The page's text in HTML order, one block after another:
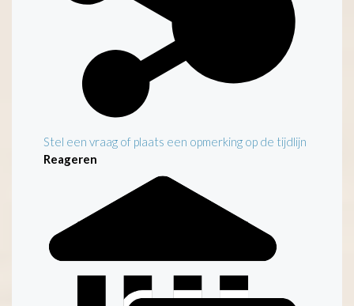
Stel een vraag of plaats een opmerking op de tijdlijn
Reageren